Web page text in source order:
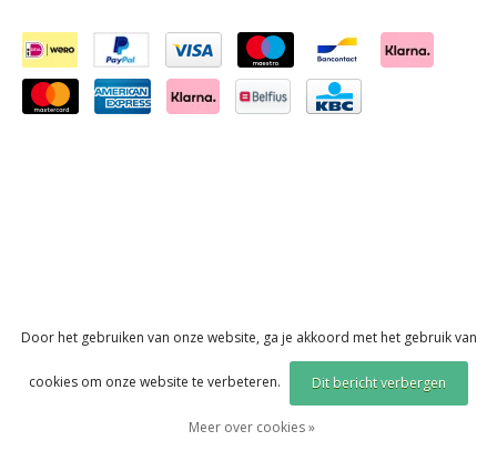
Door het gebruiken van onze website, ga je akkoord met het gebruik van
cookies om onze website te verbeteren. Dit bericht verbergen
Meer over cookies »